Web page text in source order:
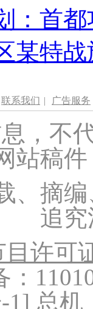
：首
某特
联系我们 | 广告服务
，不
站稿
、摘
追
许可
1 ] 总机